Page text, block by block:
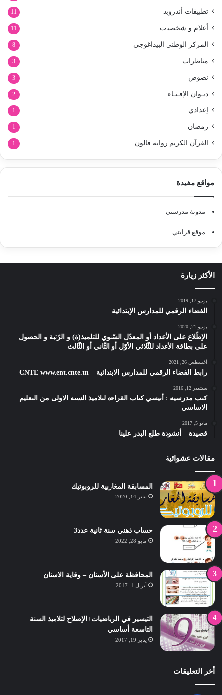
تطبيقات أندرويد 11
أعلام و شخصيات 11
المركز الوطني البيداغوجي 8
مناظرات 3
نصوص 3
ديـوان الإفـتـاء 2
إعدادي 1
رمضان 1
القرآن الكريم رواية قالون 1
مواقع مفيدة
مدونة مدرستي
موقع قرايتي
الأكثر زيارة
يونيو 17, 2019
الفضاء الرقمي للمدارس الإبتدائية
يونيو 21, 2020
الإطّلاع على الأعداد أو المعدّل السّنوي للتلميذ(ة) و الرّتبة و الحصول
على بطاقة الأعداد للثّلاثي الأوّل أو الثّاني أو الثّالث
أغسطس 26, 2021
رابط الفضاء الرقمي للمدارس الابتدائية – CNTE www.ent.cnte.tn
سبتمبر 12, 2016
كتب مدرسية : أنيسي كتاب القراءة لتلاميذ السنة الاولى من التعليم
الاساسي
مايو 5, 2017
قصيدة – أنشودة طلع البدر علينا
مقالات عشوائية
المسابقة المغاربية للروبوتيك
يناير 14, 2020
حساب ذهني سنة ثانية عدد3
مايو 28, 2022
المحافظة على الأسنان – وقاية الاسنان
أبريل 1, 2017
التيسير في الرياضيات+الإصلاح لتلاميذ السنة
التاسعة أساسي
يناير 19, 2017
أخر التعليقات